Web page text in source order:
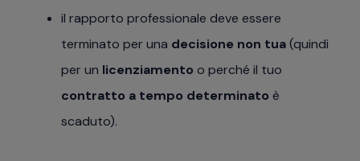
il rapporto professionale deve essere
terminato per una decisione non tua(quindi
per un licenziamento o perché il tuo
contratto a tempo determinato è
scaduto).